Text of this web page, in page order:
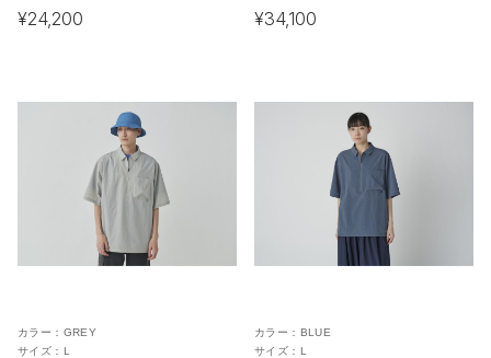
¥24,200 ¥34,100
カラー： GREY
サイズ： L
カラー： BLUE
サイズ： L